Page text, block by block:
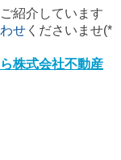
紹介しています
せ くださいませ(*
株式会社不動産